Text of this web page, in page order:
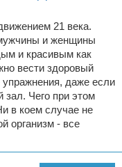
21 века.
и женщины
и красивым как
вести здоровый
даже если
зал. Чего при этом
в коем случае не
организм - все